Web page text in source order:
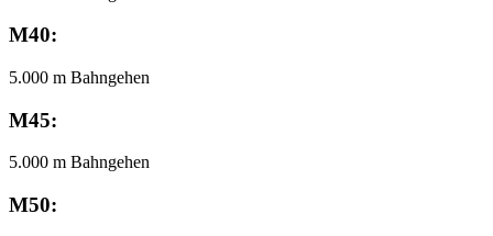
M40:
5.000 m Bahngehen
M45:
5.000 m Bahngehen
M50: